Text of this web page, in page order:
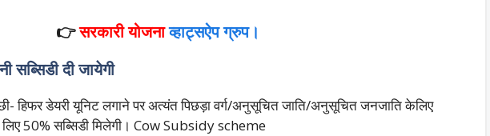
👉सरकारी योजनाव्हाट्सऐप ग्रुप।
सब्सिडी दी जायेगी
हिफर डेयरी यूनिट लगाने पर अत्यंत पिछड़ा वर्ग/अनुसूचित जाति/अनुसूचित जनजाति केलिए
50% सब्सिडी मिलेगी। Cow Subsidy scheme